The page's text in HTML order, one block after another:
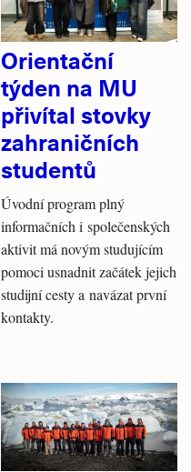
Orientační
týden na MU
přivítal stovky
zahraničních
studentů
Úvodní program plný
informačních i společenských
aktivit má novým studujícím
pomoci usnadnit začátek jejich
studijní cesty a navázat první
kontakty.